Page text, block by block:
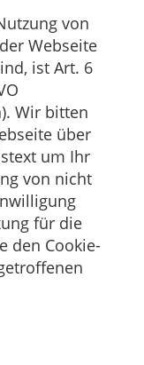
von
Webseite
ist Art. 6
Wir bitten
über
um Ihr
von nicht
für die
den Cookie-